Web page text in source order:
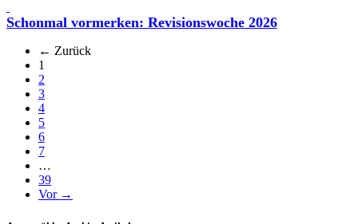
Schonmal vormerken: Revisionswoche 2026
← Zurück
1
2
3
4
5
6
7
…
39
Vor →